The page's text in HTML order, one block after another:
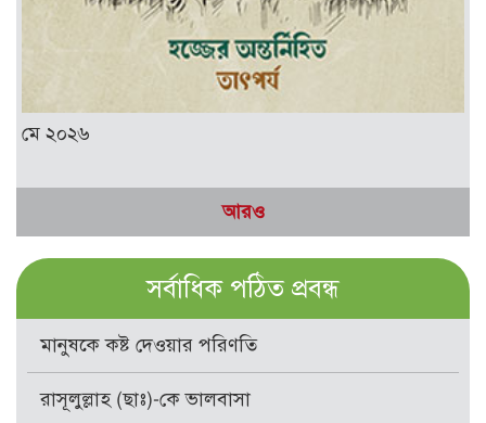
মে ২০২৬
আরও
সর্বাধিক পঠিত প্রবন্ধ
মানুষকে কষ্ট দেওয়ার পরিণতি
রাসূলুল্লাহ (ছাঃ)-কে ভালবাসা